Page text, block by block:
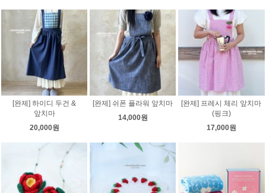
[완제] 하이디 두건 &
앞치마
20,000원
[완제] 쉬폰 플라워 앞치마
14,000원
[완제] 프레시 체리 앞치마
(핑크)
17,000원